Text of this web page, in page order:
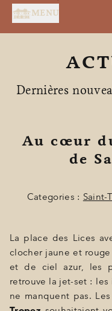
MENU
ACCUEIL
SERVICES
SPA BY
BONS
Dernières
Au cœur
de
Categories : Saint-
La place des Lices
clocher jaune et
et de ciel azur, les
retrouve la jet-set : les
ne manquent pas.
Panneau de gestion des